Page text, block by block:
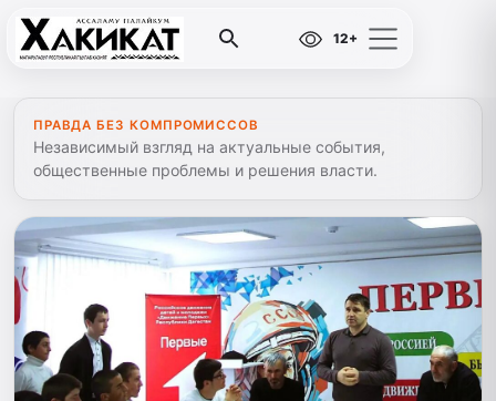
12+
ПРАВДА БЕЗ КОМПРОМИССОВ
Независимый взгляд на актуальные события,
общественные проблемы и решения власти.